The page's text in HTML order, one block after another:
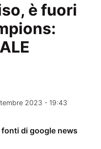
è fuori
2023 - 19:43
di google news